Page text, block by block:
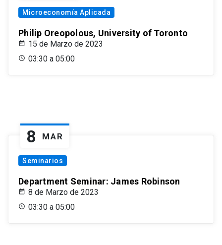
Microeconomía Aplicada
Philip Oreopolous, University of Toronto
15 de Marzo de 2023
03:30 a 05:00
8 MAR
Seminarios
Department Seminar: James Robinson
8 de Marzo de 2023
03:30 a 05:00